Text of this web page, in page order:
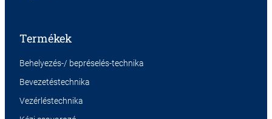
Termékek
Behelyezés-/ bepréselés-technika
Bevezetéstechnika
Vezérléstechnika